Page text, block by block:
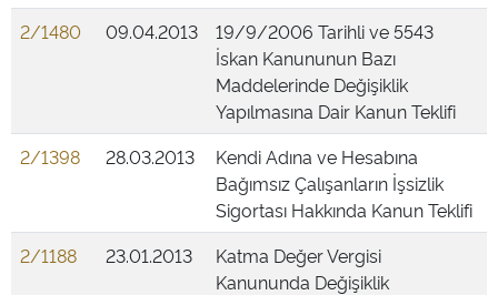
2/1480
09.04.2013
19/9/2006 Tarihli ve 5543
İskan Kanununun Bazı
Maddelerinde Değişiklik
Yapılmasına Dair Kanun Teklifi
2/1398
28.03.2013
Kendi Adına ve Hesabına
Bağımsız Çalışanların İşsizlik
Sigortası Hakkında Kanun Teklifi
2/1188
23.01.2013
Katma Değer Vergisi
Kanununda Değişiklik